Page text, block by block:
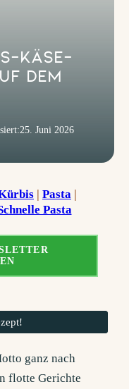
Käse-
dem
25. Juni 2026
| Pasta
Pasta
ganz nach
flotte Gerichte